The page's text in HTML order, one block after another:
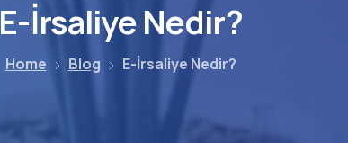
E-İrsaliyeNedir?
Home Blog E-İrsaliye Nedir?